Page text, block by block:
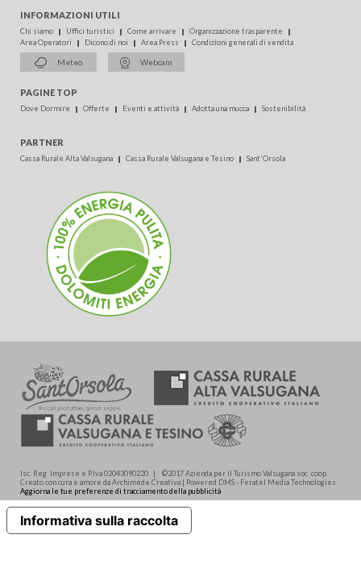
INFORMAZIONI UTILI
Chi siamo Uffici turistici Come arrivare
Organizzazione trasparente
Area Operatori
Dicono di noi Area Press Condizioni generali di vendita
Meteo Webcam
PAGINE TOP
Dove Dormire Offerte Eventi e attività Adotta una mucca Sostenibilità
PARTNER
Cassa Rurale Alta Valsugana Cassa Rurale Valsugana e Tesino Sant'Orsola
Isc. Reg. Imprese e P.Iva 02043090220 | ©2017 Azienda per il Turismo Valsugana soc. coop.
Creato con cura e amore da Archimede.Creativa | Powered DMS - Feratel Media Technologies
Aggiorna le tue preferenze di tracciamento della pubblicità
Informativa sulla raccolta